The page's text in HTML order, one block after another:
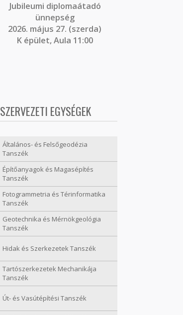
Jubileumi diplomaátadó
ünnepség
2026. május 27. (szerda)
K épület, Aula 11:00
SZERVEZETI EGYSÉGEK
Általános- és Felsőgeodézia
Tanszék
Építőanyagok és Magasépítés
Tanszék
Fotogrammetria és Térinformatika
Tanszék
Geotechnika és Mérnökgeológia
Tanszék
Hidak és Szerkezetek Tanszék
Tartószerkezetek Mechanikája
Tanszék
Út- és Vasútépítési Tanszék